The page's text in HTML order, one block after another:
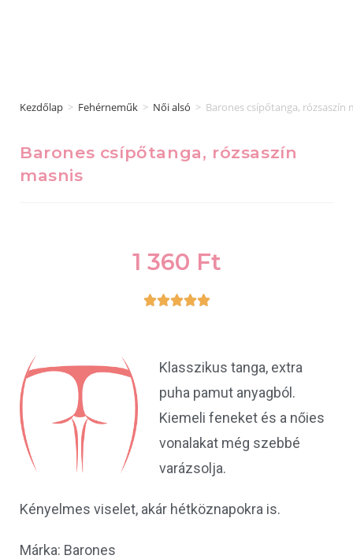
Kezdőlap > Fehérneműk > Női alsó > Barones csípőtanga, rózsaszín
Barones csípőtanga, rózsaszín
masnis
1 360 Ft

Klasszikus tanga, extra
puha pamut anyagból.
Kiemeli feneket és a nőies
vonalakat még szebbé
varázsolja.
Kényelmes viselet, akár hétköznapokra is.
Márka: Barones